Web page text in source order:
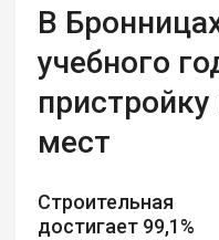
В
учебного
мест
Строительная
достигает 99,1%